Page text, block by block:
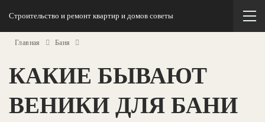
Строительство и ремонт квартир и домов советы
Главная Баня
КАКИЕ БЫВАЮТ
ВЕНИКИ ДЛЯ БАНИ